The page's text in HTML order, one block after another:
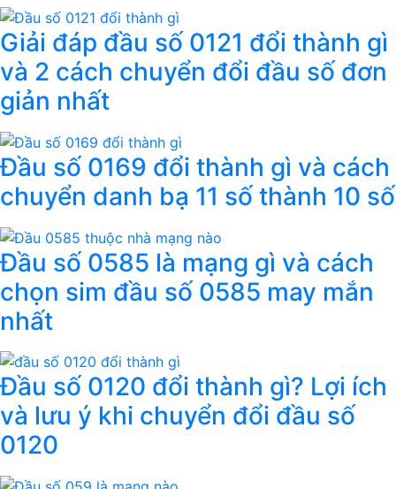
Giải đáp đầu số 0121 đổi thành gì
và 2 cách chuyển đổi đầu số đơn
giản nhất
Đầu số 0169 đổi thành gì và cách
chuyển danh bạ 11 số thành 10 số
Đầu số 0585 là mạng gì và cách
chọn sim đầu số 0585 may mắn
nhất
Đầu số 0120 đổi thành gì? Lợi ích
và lưu ý khi chuyển đổi đầu số
0120